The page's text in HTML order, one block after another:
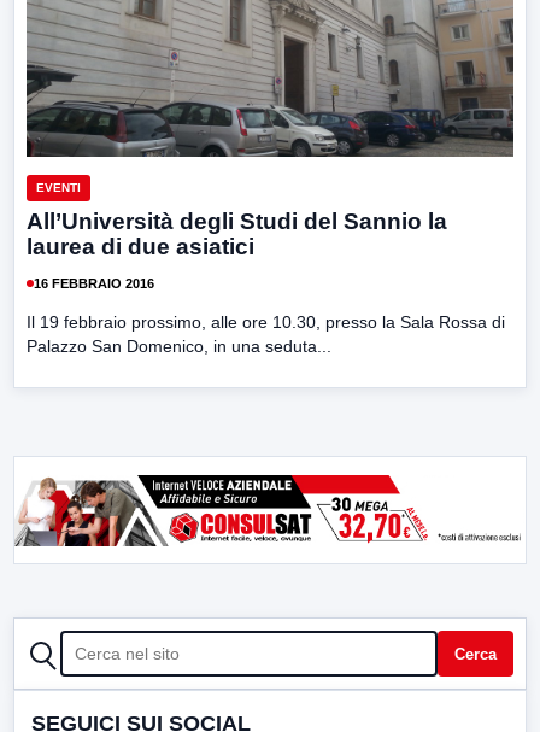
EVENTI
All’Università degli Studi del Sannio la
laurea di due asiatici
16 FEBBRAIO 2016
Il 19 febbraio prossimo, alle ore 10.30, presso la Sala Rossa di
Palazzo San Domenico, in una seduta...
CERCA Cerca
SEGUICI SUI SOCIAL